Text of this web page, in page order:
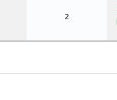
2